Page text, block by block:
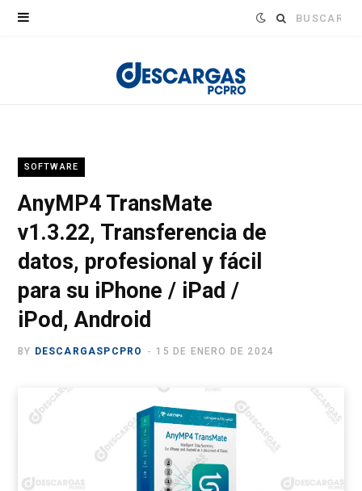
Buscar:
SOFTWARE
AnyMP4 TransMate
v1.3.22, Transferencia de
datos, profesional y fácil
para su iPhone / iPad /
iPod, Android
BY DESCARGASPCPRO 15 DE ENERO DE 2024